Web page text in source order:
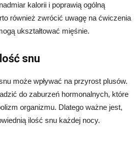
kalorii i poprawią ogólną
również zwrócić uwagę na ćwiczenia
ukształtować mięśnie.
snu
może wpływać na przyrost plusów.
do zaburzeń hormonalnych, które
organizmu. Dlatego ważne jest,
ilość snu każdej nocy.